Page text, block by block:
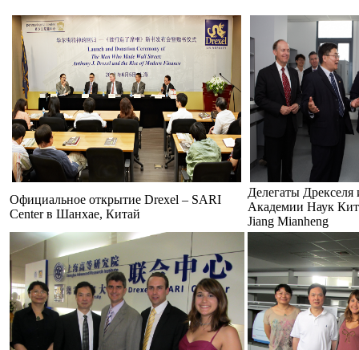
Официальное открытие Drexel – SARI
Center в Шанхае, Китай
Делегаты Дрекселя
Академии Наук
Jiang Mianheng